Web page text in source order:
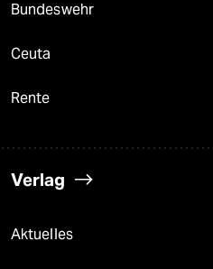
Bundeswehr
Ceuta
Rente
Verlag
Aktuelles